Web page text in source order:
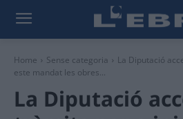
Home Sense categoria
La Diputació
este mandat les obres...
La Diputació